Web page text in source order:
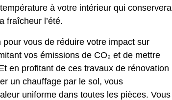
à votre intérieur qui conservera
fraîcheur l’été.
pour vous de réduire votre impact sur
vos émissions de CO₂ et de mettre
en profitant de ces travaux de rénovation
un chauffage par le sol, vous
uniforme dans toutes les pièces. Vous